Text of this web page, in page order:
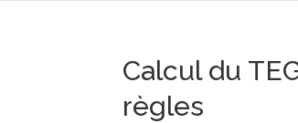
Calcul du
règles